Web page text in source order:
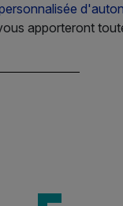
apporteront